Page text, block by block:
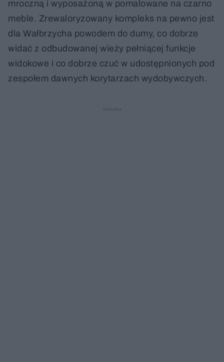
mroczną i wyposażoną w pomalowane na czarno
meble. Zrewaloryzowany kompleks na pewno jest
dla Wałbrzycha powodem do dumy, co dobrze
widać z odbudowanej wieży pełniącej funkcje
widokowe i co dobrze czuć w udostępnionych pod
zespołem dawnych korytarzach wydobywczych.